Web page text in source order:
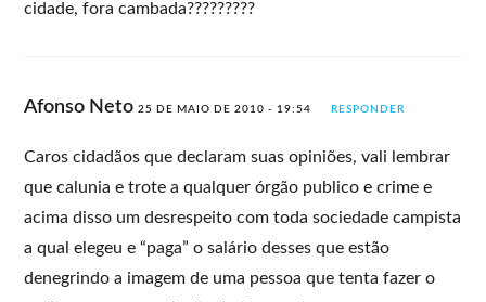
cidade, fora cambada?????????
Afonso Neto25 DE MAIO DE 2010 - 19:54 RESPONDER
Caros cidadãos que declaram suas opiniões, vali lembrar
que calunia e trote a qualquer órgão publico e crime e
acima disso um desrespeito com toda sociedade campista
a qual elegeu e “paga” o salário desses que estão
denegrindo a imagem de uma pessoa que tenta fazer o